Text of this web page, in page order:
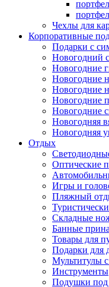
Чехлы для
Корпоративные
Подарки с
Новогодний
Новогодние
Новогодние
Новогодние
Новогодние
Новогодние
Новогодняя
Новогодняя
Отдых
Оптические
Игры и
Пляжный
Складные
Банные
Товары для
Подарки для
Мультитулы
Инструменты
Подушки